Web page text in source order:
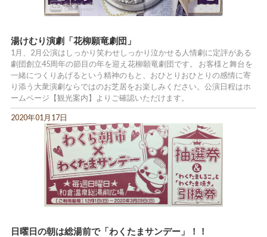
湯けむり演劇「花柳願竜劇団」
1月、2月公演はしっかり笑わせしっかり泣かせる人情劇に定評がある
劇団創立45周年の節目の年を迎え花柳願竜劇団です。 お客様と舞台を
一緒につくりあげるという精神のもと、おひとりおひとりの感情に寄
り添う大衆演劇ならではのお芝居をお楽しみください。公演日程はホ
ームページ【観光案内】よりご確認いただけます。
2020年01月17日
日曜日の朝は総湯前で「わくたまサンデー」！！